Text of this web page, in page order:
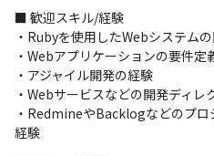
4.終結
1つの開発工程が完了したあとは
リントを回していただきます。
＜開発体制＞
・アジャイル型の開発を少数精鋭
・エンジニア：5名（＋業務委託2
■ 歓迎スキル/経験
・Rubyを使用したWebシステム
・Webアプリケーションの要件定
・アジャイル開発の経験
・Webサービスなどの開発ディレ
・RedmineやBacklogなどのプロ
経験